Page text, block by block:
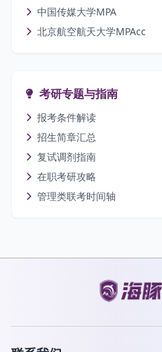
中国传媒大学MPA
北京航空航天大学MPAcc
考研专题与指南
报考条件解读
招生简章汇总
复试调剂指南
在职考研攻略
管理类联考时间轴